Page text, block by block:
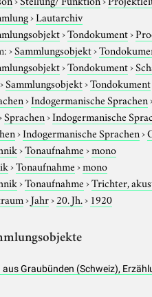
›Lautarchiv
›Tondokument›
›Sammlungsobjekt›
›Tondokument›
›Sammlungsobjekt›Tondokument
›Indogermanische Sprachen
Sprachen›Indogermanische
›Indogermanische Sprachen›
›Tonaufnahme›mono
›Tonaufnahme›mono
›Tonaufnahme›Trichter,
›Jahr›20. Jh.› 1920
aus Graubünden (Schweiz),